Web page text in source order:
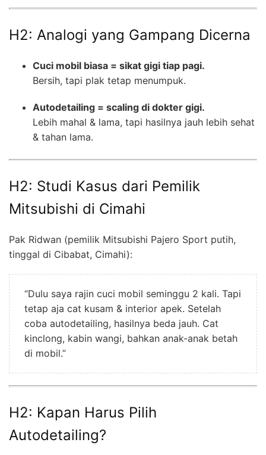
H2: Analogi yang Gampang Dicerna
Cuci mobil biasa = sikat gigi tiap pagi.
Bersih, tapi plak tetap menumpuk.
Autodetailing = scaling di dokter gigi.
Lebih mahal & lama, tapi hasilnya jauh lebih sehat
& tahan lama.
H2: Studi Kasus dari Pemilik
Mitsubishi di Cimahi
Pak Ridwan (pemilik Mitsubishi Pajero Sport putih,
tinggal di Cibabat, Cimahi):
“Dulu saya rajin cuci mobil seminggu 2 kali. Tapi
tetap aja cat kusam & interior apek. Setelah
coba autodetailing, hasilnya beda jauh. Cat
kinclong, kabin wangi, bahkan anak-anak betah
di mobil.”
H2: Kapan Harus Pilih
Autodetailing?